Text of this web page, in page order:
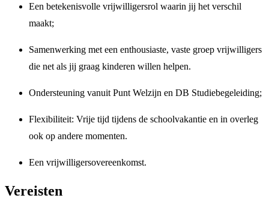
Een betekenisvolle vrijwilligersrol waarin jij het verschil
maakt;
Samenwerking met een enthousiaste, vaste groep vrijwilligers
die net als jij graag kinderen willen helpen.
Ondersteuning vanuit Punt Welzijn en DB Studiebegeleiding;
Flexibiliteit: Vrije tijd tijdens de schoolvakantie en in overleg
ook op andere momenten.
Een vrijwilligersovereenkomst.
Vereisten